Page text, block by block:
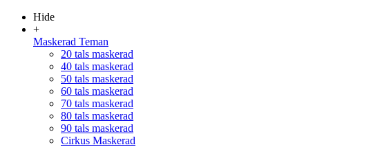
Hide
+
Maskerad Teman
20 tals maskerad
40 tals maskerad
50 tals maskerad
60 tals maskerad
70 tals maskerad
80 tals maskerad
90 tals maskerad
Cirkus Maskerad